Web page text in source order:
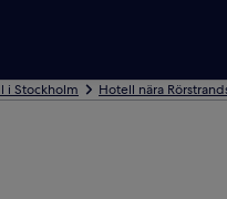
i Stockholm Hotell nära